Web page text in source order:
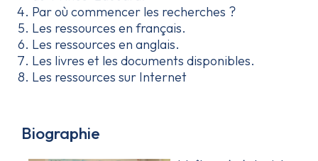
Par où commencer les recherches ?
Les ressources en français.
Les ressources en anglais.
Les livres et les documents disponibles.
Les ressources sur Internet
Biographie